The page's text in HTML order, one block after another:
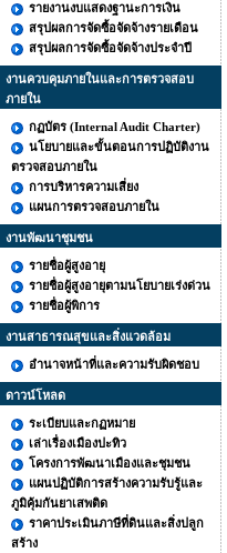
รายงานงบแสดงฐานะการเงิน
สรุปผลการจัดซื้อจัดจ้างรายเดือน
สรุปผลการจัดซื้อจัดจ้างประจำปี
งานควบคุมภายในและการตรวจสอบ
ภายใน
กฏบัตร (Internal Audit Charter)
นโยบายและขั้นตอนการปฏิบัติงาน
ตรวจสอบภายใน
การบริหารความเสี่ยง
แผนการตรวจสอบภายใน
งานพัฒนาชุมชน
รายชื่อผู้สูงอายุ
รายชื่อผู้สูงอายุตามนโยบายเร่งด่วน
รายชื่อผู้พิการ
งานสาธารณสุขและสิ่งแวดล้อม
อำนาจหน้าที่และความรับผิดชอบ
ดาวน์โหลด
ระเบียบและกฏหมาย
เล่าเรื่องเมืองปะทิว
โครงการพัฒนาเมืองและชุมชน
แผนปฏิบัติการสร้างความรับรู้และ
ภูมิคุ้มกันยาเสพติด
ราคาประเมินภาษีที่ดินและสิ่งปลูก
สร้าง